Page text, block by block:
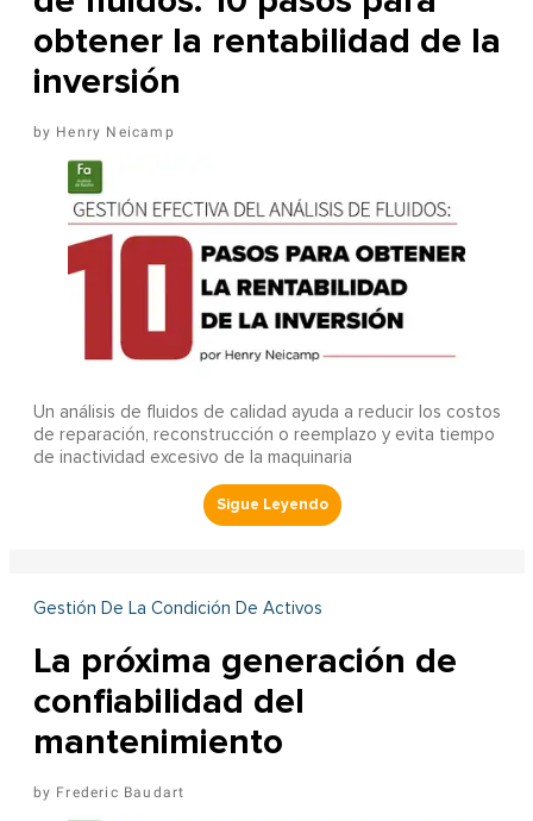
obtener la rentabilidad de la
inversión
Henry Neicamp
Un análisis de fluidos de calidad ayuda a reducir los costos
de reparación, reconstrucción o reemplazo y evita tiempo
de inactividad excesivo de la maquinaria
Gestión De La Condición De Activos
La próxima generación de
confiabilidad del
mantenimiento
Frederic Baudart